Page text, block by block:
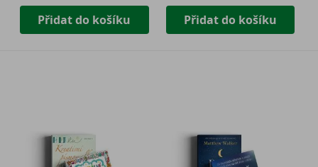
Přidat do košíku Přidat do košíku